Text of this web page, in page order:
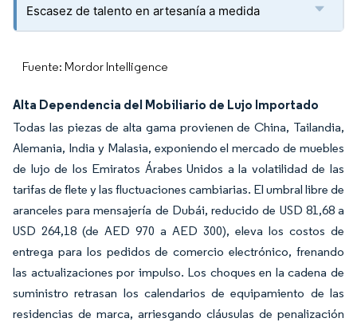
Escasez de talento en artesanía a medida
Fuente: Mordor Intelligence
Alta Dependencia del Mobiliario de Lujo Importado
Todas las piezas de alta gama provienen de China, Tailandia,
Alemania, India y Malasia, exponiendo el mercado de muebles
de lujo de los Emiratos Árabes Unidos a la volatilidad de las
tarifas de flete y las fluctuaciones cambiarias. El umbral libre de
aranceles para mensajería de Dubái, reducido de USD 81,68 a
USD 264,18 (de AED 970 a AED 300), eleva los costos de
entrega para los pedidos de comercio electrónico, frenando
las actualizaciones por impulso. Los choques en la cadena de
suministro retrasan los calendarios de equipamiento de las
residencias de marca, arriesgando cláusulas de penalización